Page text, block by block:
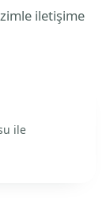
iletişime
ile